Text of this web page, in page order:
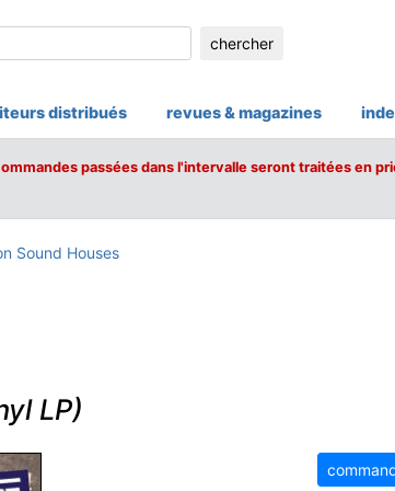
chercher
distribués revues & magazines
passées dans l'intervalle seront traitées en
Sound Houses
LP)